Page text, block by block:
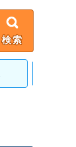
検索